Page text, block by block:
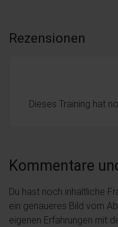
Rezensionen
Dieses Training hat
Kommentare
Du hast noch inhaltliche
ein genaueres Bild vom
eigenen Erfahrungen mit